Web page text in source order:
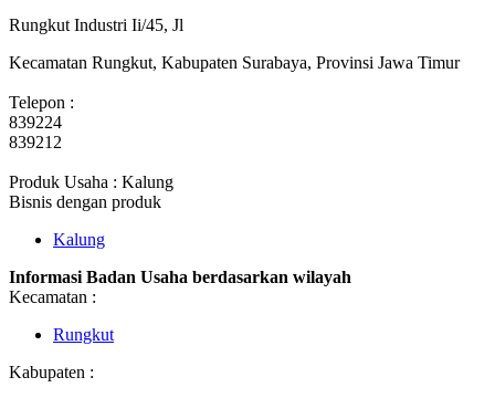
Rungkut Industri Ii/45, Jl
Kecamatan Rungkut, Kabupaten Surabaya, Provinsi Jawa Timur
Telepon :
839224
839212
Produk Usaha : Kalung
Bisnis dengan produk
Kalung
Informasi Badan Usaha berdasarkan wilayah
Kecamatan :
Rungkut
Kabupaten :